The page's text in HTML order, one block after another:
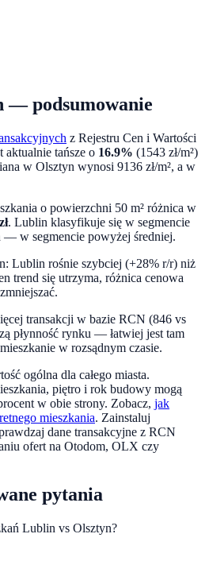
— podsumowanie
z Rejestru Cen i Wartości
aktualnie tańsze o 16.9% (1543 zł/m²)
w Olsztyn wynosi 9136 zł/m², a w
o powierzchni 50 m² różnica w
zł. Lublin klasyfikuje się w segmencie
— w segmencie powyżej średniej.
Lublin rośnie szybciej (+28% r/r) niż
trend się utrzyma, różnica cenowa
transakcji w bazie RCN (846 vs
płynność rynku — łatwiej jest tam
w rozsądnym czasie.
ogólna dla całego miasta.
piętro i rok budowy mogą
w obie strony. Zobacz, jak
mieszkania. Zainstaluj
dane transakcyjne z RCN
ofert na Otodom, OLX czy
pytania
Lublin vs Olsztyn?